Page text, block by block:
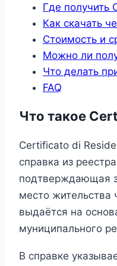
Где получить
Как скачать
Стоимость и
Можно ли
Что делать
FAQ
Что такое
Certificato di
справка из
подтверждающая
место жительства
выдаётся на
муниципального
В справке